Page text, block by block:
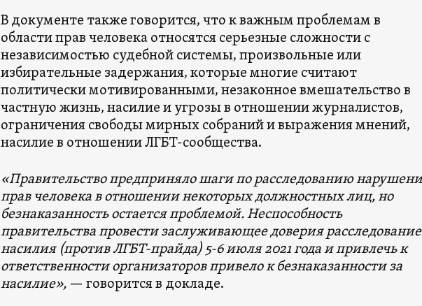
В документе также говорится, что к важным проблемам в
области прав человека относятся серьезные сложности с
независимостью судебной системы, произвольные или
избирательные задержания, которые многие считают
политически мотивированными, незаконное вмешательство в
частную жизнь, насилие и угрозы в отношении журналистов,
ограничения свободы мирных собраний и выражения мнений,
насилие в отношении ЛГБТ-сообщества.
«Правительство предприняло шаги по расследованию
прав человека в отношении некоторых должностных лиц, но
безнаказанность остается проблемой. Неспособность
правительства провести заслуживающее доверия расследование
насилия (против ЛГБТ-прайда) 5-6 июля 2021 года и привлечь к
ответственности организаторов привело к безнаказанности за
насилие», — говорится в докладе.